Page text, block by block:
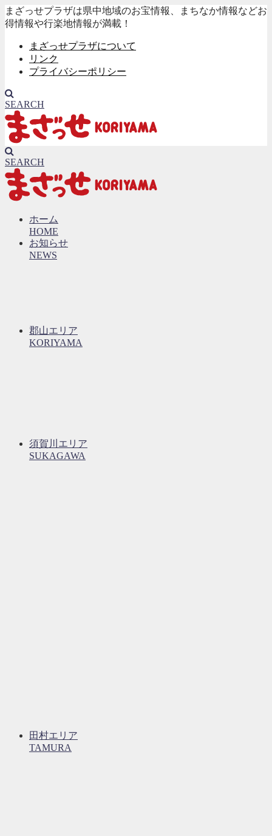
まざっせプラザは県中地域のお宝情報、まちなか情報などお
得情報や行楽地情報が満載！
まざっせプラザについて
リンク
プライバシーポリシー
SEARCH
SEARCH
ホーム
HOME
お知らせ
NEWS
郡山エリア
KORIYAMA
須賀川エリア
SUKAGAWA
田村エリア
TAMURA